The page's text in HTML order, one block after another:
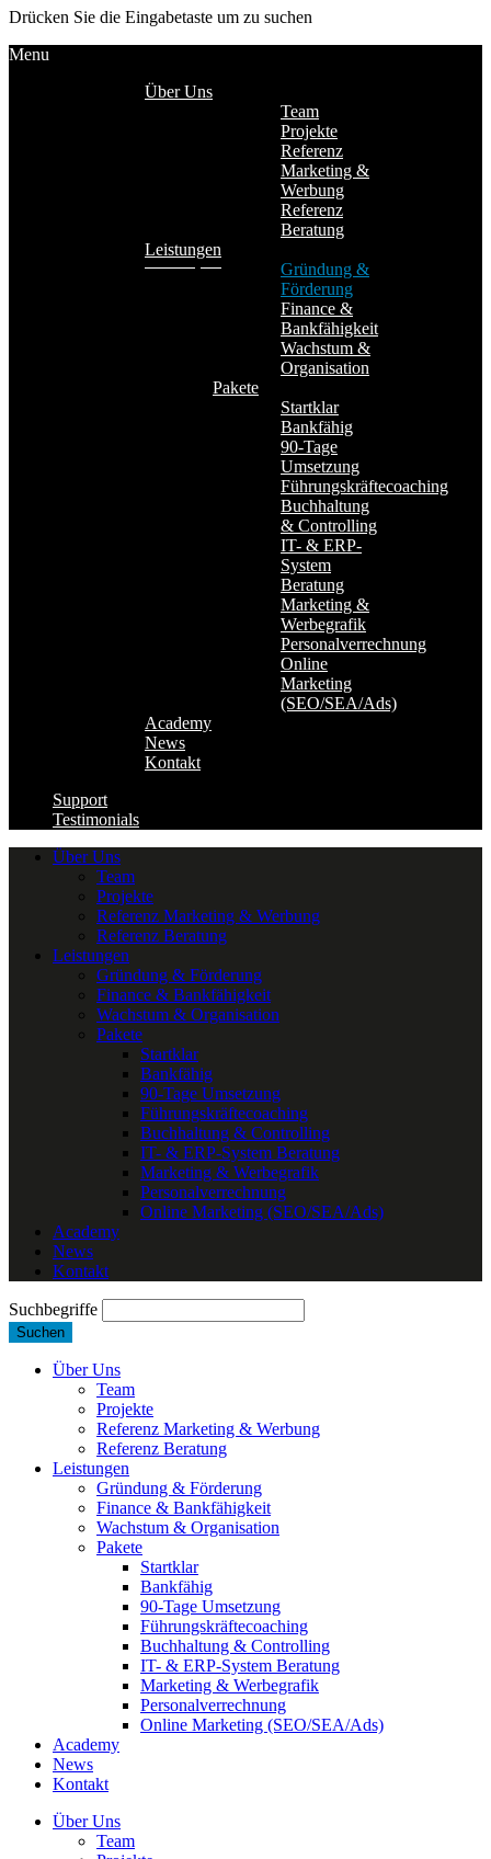
Drücken Sie die Eingabetaste um zu suchen
Menu
Über Uns
Team
Projekte
Referenz
Marketing &
Werbung
Referenz
Beratung
Leistungen
Gründung &
Förderung
Finance &
Bankfähigkeit
Wachstum &
Organisation
Pakete
Startklar
Bankfähig
90-Tage
Umsetzung
Führungskräftecoaching
Buchhaltung
& Controlling
IT- & ERP-
System
Beratung
Marketing &
Werbegrafik
Personalverrechnung
Online
Marketing
(SEO/SEA/Ads)
Academy
News
Kontakt
Support
Testimonials
Über Uns
Team
Projekte
Referenz Marketing & Werbung
Referenz Beratung
Leistungen
Gründung & Förderung
Finance & Bankfähigkeit
Wachstum & Organisation
Pakete
Startklar
Bankfähig
90-Tage Umsetzung
Führungskräftecoaching
Buchhaltung & Controlling
IT- & ERP-System Beratung
Marketing & Werbegrafik
Personalverrechnung
Online Marketing (SEO/SEA/Ads)
Academy
News
Kontakt
Suchbegriffe
Suchen
Über Uns
Team
Projekte
Referenz Marketing & Werbung
Referenz Beratung
Leistungen
Gründung & Förderung
Finance & Bankfähigkeit
Wachstum & Organisation
Pakete
Startklar
Bankfähig
90-Tage Umsetzung
Führungskräftecoaching
Buchhaltung & Controlling
IT- & ERP-System Beratung
Marketing & Werbegrafik
Personalverrechnung
Online Marketing (SEO/SEA/Ads)
Academy
News
Kontakt
Über Uns
Team